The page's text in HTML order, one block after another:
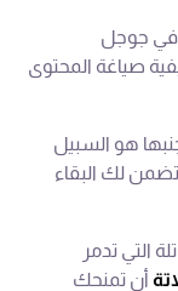
في جوجل
صياغة المحتوى
هو السبيل
الوحيد لبناء سلطة معرفية Topic Authority تضمن لك البقاء
التي تدمر
أن تمنحك